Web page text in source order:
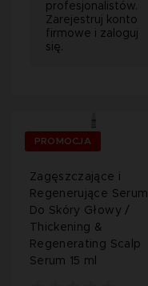
profesjonalistów.
Zarejestruj konto
firmowe i zaloguj
się.
PROMOCJA
Zagęszczające i
Regenerujące Serum
Do Skóry Głowy /
Thickening &
Regenerating Scalp
Serum 15 ml